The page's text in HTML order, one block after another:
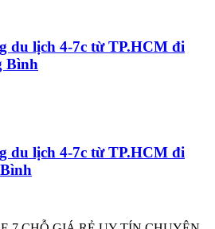
du lịch 4-7c từ TP.HCM đi
Bình
du lịch 4-7c từ TP.HCM đi